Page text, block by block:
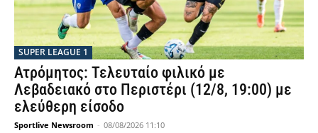
SUPER LEAGUE 1
Ατρόμητος: Τελευταίο φιλικό με
Λεβαδειακό στο Περιστέρι (12/8, 19:00) με
ελεύθερη είσοδο
Sportlive Newsroom - 08/08/2026 11:10